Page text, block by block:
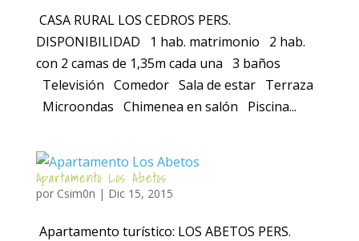
CASA RURAL LOS CEDROS PERS.
DISPONIBILIDAD 1 hab. matrimonio 2 hab.
con 2 camas de 1,35m cada una 3 baños
Televisión Comedor Sala de estar Terraza
Microondas Chimenea en salón Piscina...
Apartamento Los Abetos
por Csim0n | Dic 15, 2015
Apartamento turístico: LOS ABETOS PERS.